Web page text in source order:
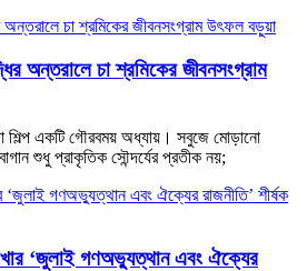
অন্তরালে চা শ্রমিকের জীবনসংগ্রাম
চা শিল্প একটি গৌরবময় অধ্যায়। সবুজে মোড়ানো
শুধু প্রাকৃতিক সৌন্দর্যের প্রতীক নয়;
‘জুলাই গণঅভ্যুত্থান এবং ঐক্যের